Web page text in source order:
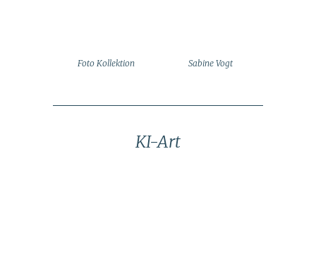
Foto Kollektion Sabine Vogt
KI-Art